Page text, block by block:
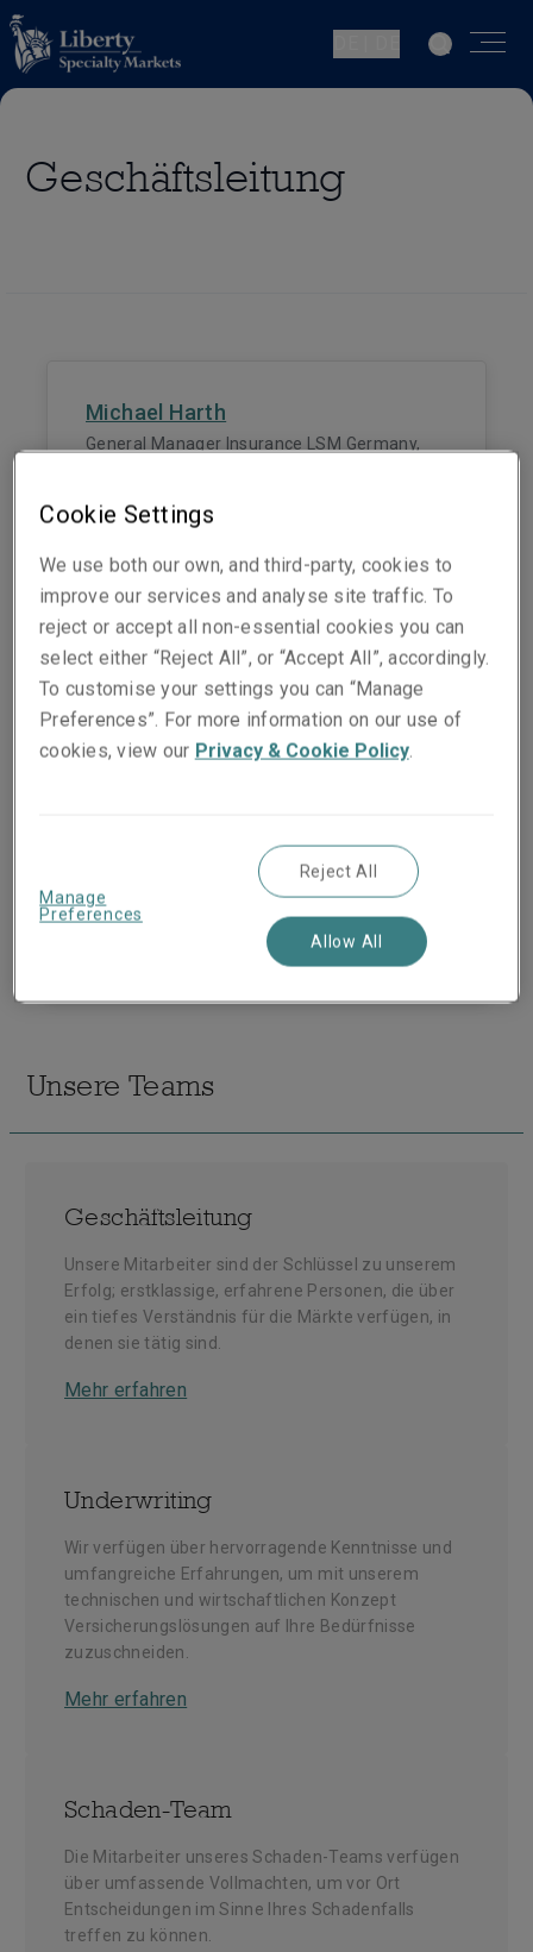
Geschäftsleitung
Michael Harth
General Manager Insurance LSM Germany,
Köln
Mobil: +49 172 8992847
Show email address
Angelika Gasser
Telefon:
+49 221 65075 306
Mobil: +49 172 5145396
Unsere Teams
Geschäftsleitung
Unsere Mitarbeiter sind der Schlüssel zu unserem
Erfolg; erstklassige, erfahrene Personen, die über
ein tiefes Verständnis für die Märkte verfügen, in
denen sie tätig sind.
Mehr erfahren
Underwriting
Wir verfügen über hervorragende Kenntnisse und
umfangreiche Erfahrungen, um mit unserem
technischen und wirtschaftlichen Konzept
Versicherungslösungen auf Ihre Bedürfnisse
zuzuschneiden.
Mehr erfahren
Schaden-Team
Die Mitarbeiter unseres Schaden-Teams verfügen
über umfassende Vollmachten, um vor Ort
Entscheidungen im Sinne Ihres Schadenfalls
treffen zu können.
Cookie Settings
We use both our own, and third-party, cookies to
improve our services and analyse site traffic. To
reject or accept all non-essential cookies you can
select either “Reject All”, or “Accept All”, accordingly.
To customise your settings you can “Manage
Preferences”. For more information on our use of
cookies, view our Privacy & Cookie Policy.
Manage
Preferences
Reject All
Allow All